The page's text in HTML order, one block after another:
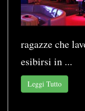
ragazze che
esibirsi in ...
Leggi Tutto